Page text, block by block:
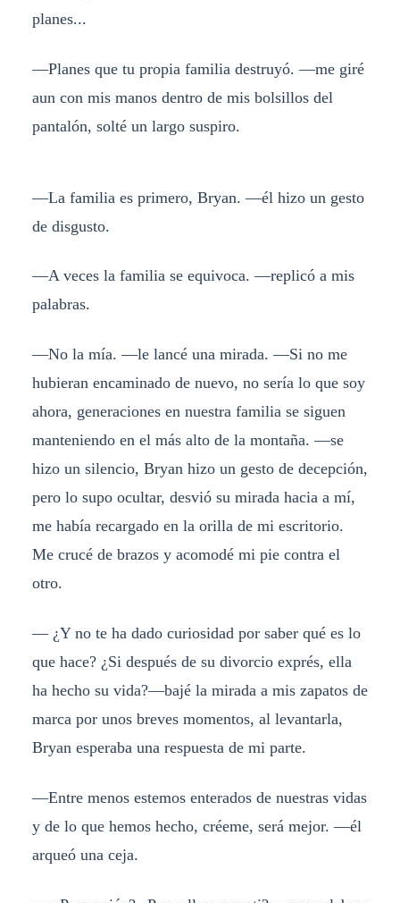
planes...
—Planes que tu propia familia destruyó. —me giré
aun con mis manos dentro de mis bolsillos del
pantalón, solté un largo suspiro.
—La familia es primero, Bryan. —él hizo un gesto
de disgusto.
—A veces la familia se equivoca. —replicó a mis
palabras.
—No la mía. —le lancé una mirada. —Si no me
hubieran encaminado de nuevo, no sería lo que soy
ahora, generaciones en nuestra familia se siguen
manteniendo en el más alto de la montaña. —se
hizo un silencio, Bryan hizo un gesto de decepción,
pero lo supo ocultar, desvió su mirada hacia a mí,
me había recargado en la orilla de mi escritorio.
Me crucé de brazos y acomodé mi pie contra el
otro.
— ¿Y no te ha dado curiosidad por saber qué es lo
que hace? ¿Si después de su divorcio exprés, ella
ha hecho su vida?—bajé la mirada a mis zapatos de
marca por unos breves momentos, al levantarla,
Bryan esperaba una respuesta de mi parte.
—Entre menos estemos enterados de nuestras vidas
y de lo que hemos hecho, créeme, será mejor. —él
arqueó una ceja.